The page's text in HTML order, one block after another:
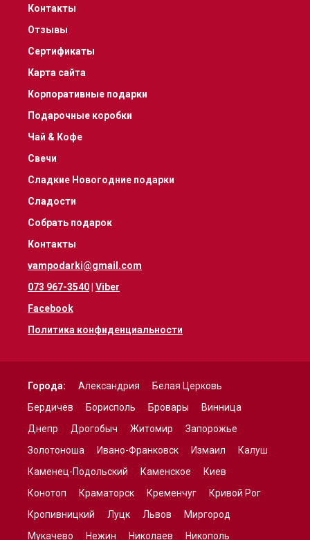
Контакты
Отзывы
Сертификаты
Карта сайта
Корпоративные подарки
Подарочные коробки
Чай & Кофе
Свечи
Сладкие Новогодние подарки
Сладости
Собрать подарок
Контакты
vampodarki@gmail.com
073 967-3540 Viber
Facebook
Политика конфиденциальности
Города: Александрия
Белая Церковь
Бердичев
Борисполь Бровары
Винница
Днепр
Дрогобыч Житомир
Запорожье
Золотоноша
Ивано-Франковск Измаил
Калуш
Каменец-Подольский
Каменское
Киев
Конотоп
Краматорск Кременчуг
Кривой Рог
Кропивницкий
Луцк Львов
Миргород
Мукачево
Нежин Николаев Никополь